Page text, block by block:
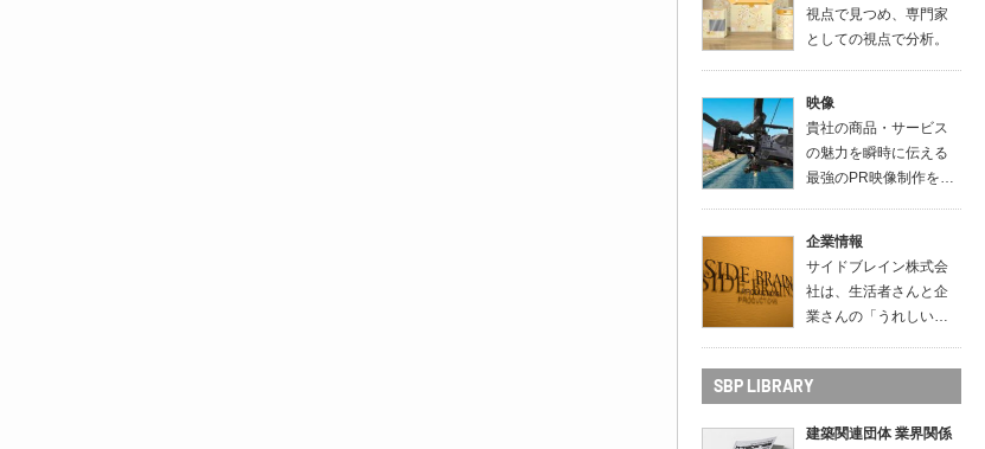
視点で見つめ、専門家
としての視点で分析。
映像
貴社の商品・サービス
の魅力を瞬時に伝える
最強のPR映像制作を…
企業情報
サイドブレイン株式会
社は、生活者さんと企
業さんの「うれしい…
SBP LIBRARY
建築関連団体 業界関係